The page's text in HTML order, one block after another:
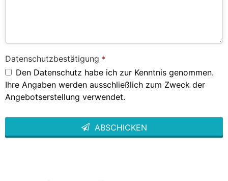
Datenschutzbestätigung *
Den Datenschutz habe ich zur Kenntnis genommen.
Ihre Angaben werden ausschließlich zum Zweck der
Angebotserstellung verwendet.
ABSCHICKEN